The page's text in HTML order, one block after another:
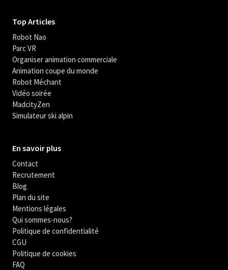
Top Articles
Robot Nao
Parc VR
Organiser animation commerciale
Animation coupe du monde
Robot Méchant
Vidéo soirée
MadcityZen
Simulateur ski alpin
En savoir plus
Contact
Recrutement
Blog
Plan du site
Mentions légales
Qui sommes-nous?
Politique de confidentialité
CGU
Politique de cookies
FAQ